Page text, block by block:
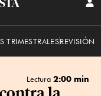
TRIMESTRALESREVISIÓN
Lectura 2:00 min